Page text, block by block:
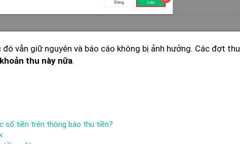
vẫn giữ nguyên và báo cáo không bị ảnh hưởng. Các đợt thu
thu này nữa.
số tiền trên thông báo thu tiền?